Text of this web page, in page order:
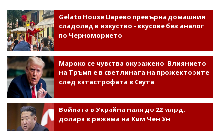
Gelato House Царево превърна домашния
сладолед в изкуство - вкусове без аналог
по Черноморието
Мароко се чувства окуражено: Влиянието
на Тръмп е в светлината на прожекторите
след катастрофата в Сеута
Войната в Украйна наля до 22 млрд.
долара в режима на Ким Чен Ун